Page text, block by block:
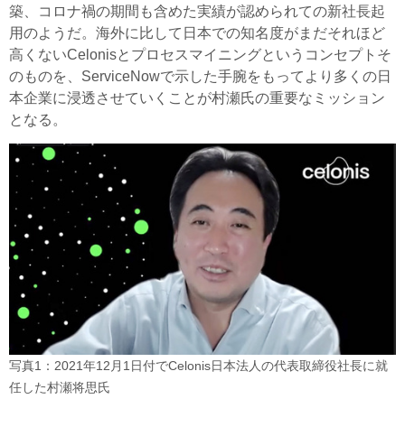
築、コロナ禍の期間も含めた実績が認められての新社長起
用のようだ。海外に比して日本での知名度がまだそれほど
高くないCelonisとプロセスマイニングというコンセプトそ
のものを、ServiceNowで示した手腕をもってより多くの日
本企業に浸透させていくことが村瀬氏の重要なミッション
となる。
写真1：2021年12月1日付でCelonis日本法人の代表取締役社長に就
任した村瀬将思氏